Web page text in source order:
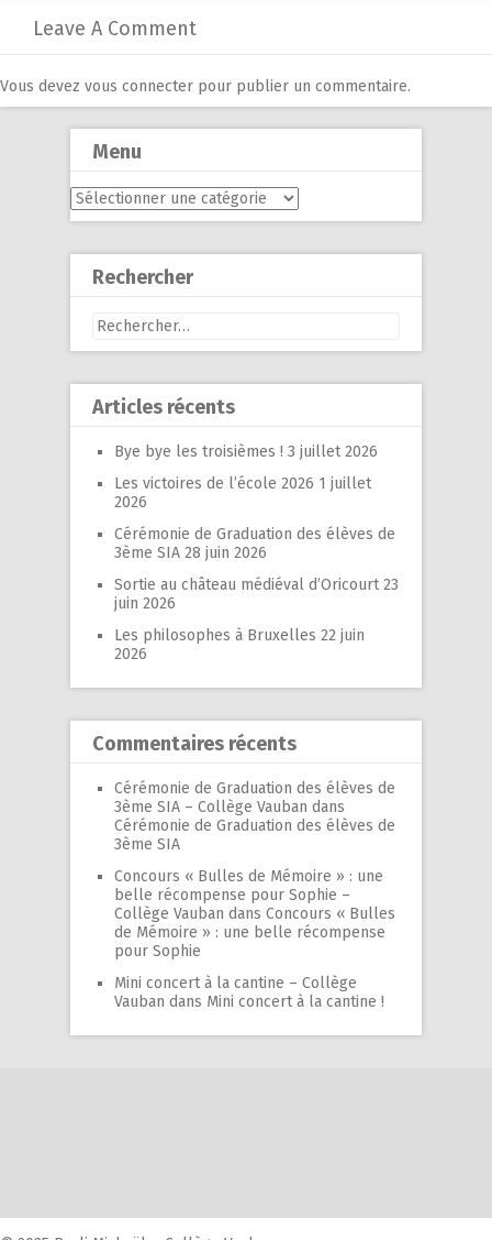
Leave A Comment
Vous devez vous connecter pour publier un commentaire.
Menu
Menu
Rechercher
Rechercher :
Articles récents
Bye bye les troisièmes ! 3 juillet 2026
Les victoires de l’école 2026 1 juillet
2026
Cérémonie de Graduation des élèves de
3ème SIA 28 juin 2026
Sortie au château médiéval d’Oricourt 23
juin 2026
Les philosophes à Bruxelles 22 juin
2026
Commentaires récents
Cérémonie de Graduation des élèves de
3ème SIA – Collège Vauban dans
Cérémonie de Graduation des élèves de
3ème SIA
Concours « Bulles de Mémoire » : une
belle récompense pour Sophie –
Collège Vauban dans Concours « Bulles
de Mémoire » : une belle récompense
pour Sophie
Mini concert à la cantine – Collège
Vauban dans Mini concert à la cantine !